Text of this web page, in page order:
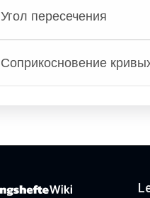
Угол пересечения
Соприкосновение